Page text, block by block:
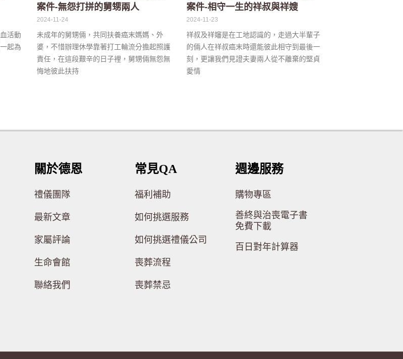
活動
起為
案件-無怨打拼的舅甥兩人
2024-11-24
未成年的舅甥倆，共同扶養癌末媽媽、外
婆，不惜辦理休學靠著打工輪流分擔起照護
責任，在這段艱辛的日子裡，舅甥倆無怨無
悔地彼此扶持
案件-相守一生的祥叔與祥嫂
2024-11-23
祥叔及祥嬸是在工地認識的，走過大半輩子
的倆人在祥叔癌末時還能彼此相守到最後一
刻，更讓我們見證夫妻兩人從不離棄的堅貞
愛情
關於德恩
禮儀團隊
最新文章
家屬評論
生命會館
聯絡我們
常見QA
福利補助
如何挑選服務
如何挑選禮儀公司
喪葬流程
喪葬禁忌
週邊服務
購物專區
善終與治喪電子書
免費下載
百日對年計算器